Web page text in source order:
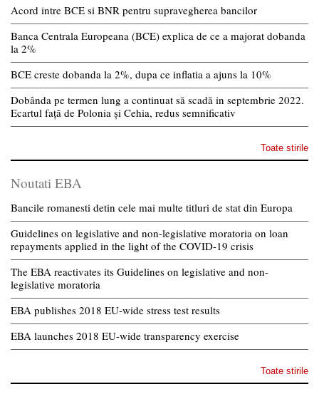
Acord intre BCE si BNR pentru supravegherea bancilor
Banca Centrala Europeana (BCE) explica de ce a majorat dobanda
la 2%
BCE creste dobanda la 2%, dupa ce inflatia a ajuns la 10%
Dobânda pe termen lung a continuat să scadă in septembrie 2022.
Ecartul față de Polonia și Cehia, redus semnificativ
Toate stirile
Noutati EBA
Bancile romanesti detin cele mai multe titluri de stat din Europa
Guidelines on legislative and non-legislative moratoria on loan
repayments applied in the light of the COVID-19 crisis
The EBA reactivates its Guidelines on legislative and non-
legislative moratoria
EBA publishes 2018 EU-wide stress test results
EBA launches 2018 EU-wide transparency exercise
Toate stirile